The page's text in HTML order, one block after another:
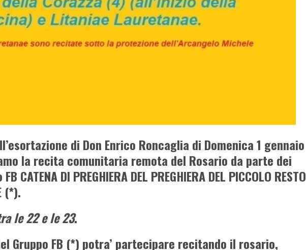
di Don Enrico Roncaglia di Domenica 1 gennaio
la recita comunitaria remota del Rosario da parte dei
CATENA DI PREGHIERA DEL PREGHIERA DEL PICCOLO RESTO
(*).
le 22 e le 23.
Gruppo FB (*) potra’ partecipare recitando il rosario,